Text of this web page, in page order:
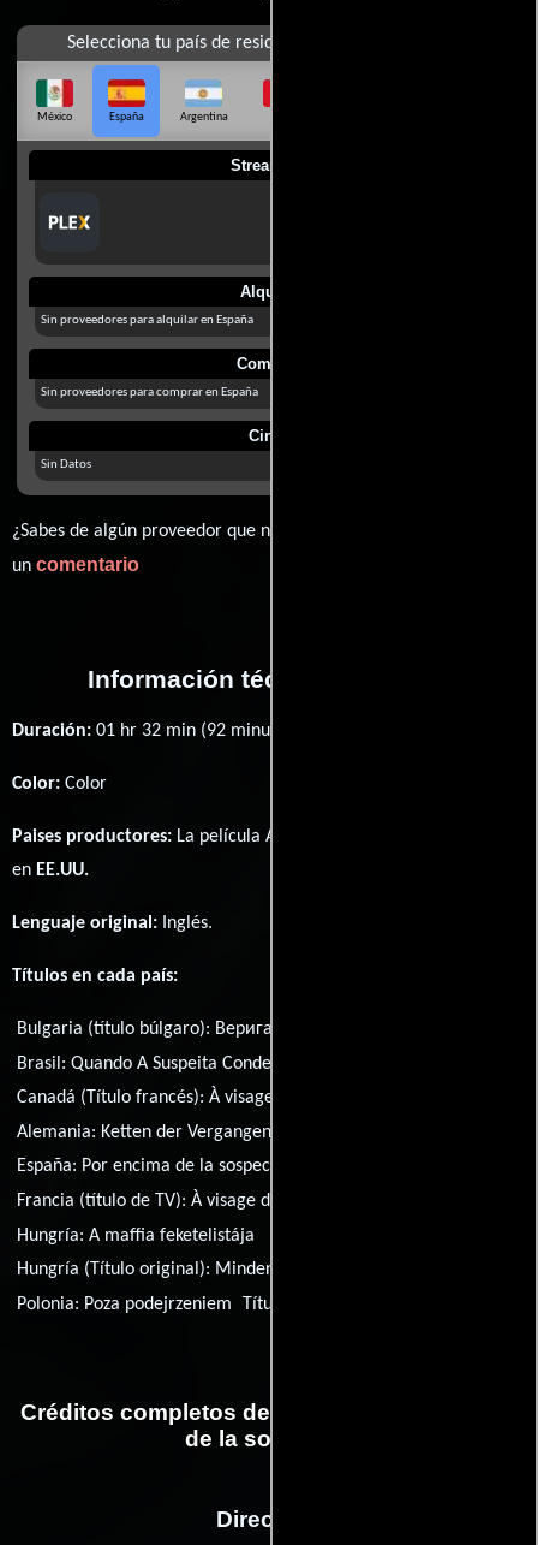
Selecciona tu país de residencia
México España Argentina
Streaming
Alquilar
Sin proveedores para alquilar en España
Comprar
Sin proveedores para comprar en España
Cines
Sin Datos
¿Sabes de algún proveedor que no estamos mostrando? déjanos
un comentario
Información técnica y general
Duración: 01 hr 32 min (92 minutos) .
Color: Color
Paises productores: La película Above Suspicion fué producida
en EE.UU.
Lenguaje original: Inglés.
Títulos en cada país:
Bulgaria (título búlgaro): Верига от подозрения
Brasil:Quando A Suspeita Condena
Canadá (Título francés):À visage découvert
Alemania: Ketten der Vergangenheit
España: Por encima de la sospecha
Francia (título de TV):À visage découvert
Hungría:A maffia feketelistája
Hungría (Título original): Minden gyanú felett
Polonia: Poza podejrzeniem Título original:
Créditos completos de la película Por encima
de la sospecha
Dirección